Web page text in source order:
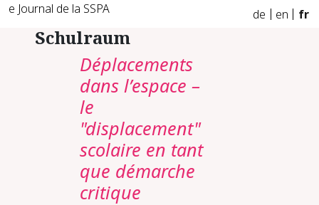
e Journal de la SSPA de en fr
Schulraum
Déplacements
dans l’espace –
le
"displacement"
scolaire en tant
que démarche
critique